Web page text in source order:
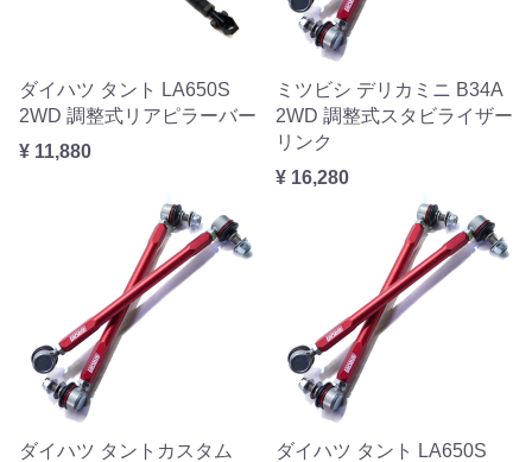
ダイハツ タント LA650S
2WD 調整式リアピラーバー
¥ 11,880
ミツビシ デリカミニ B34A
2WD 調整式スタビライザー
リンク
¥ 16,280
ダイハツ タントカスタム
ダイハツ タント LA650S